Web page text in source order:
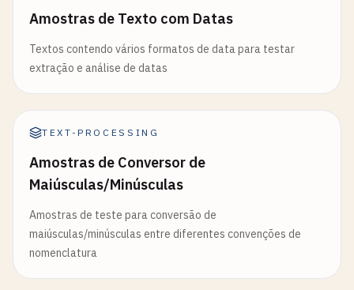
Amostras de Texto com Datas
Textos contendo vários formatos de data para testar
extração e análise de datas
TEXT-PROCESSING
Amostras de Conversor de
Maiúsculas/Minúsculas
Amostras de teste para conversão de
maiúsculas/minúsculas entre diferentes convenções de
nomenclatura